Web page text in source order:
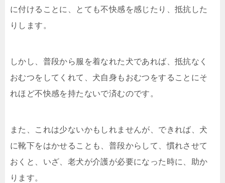
に付けることに、とても不快感を感じたり、抵抗した
りします。
しかし、普段から服を着なれた犬であれば、抵抗なく
おむつをしてくれて、犬自身もおむつをすることにそ
れほど不快感を持たないで済むのです。
また、これは少ないかもしれませんが、できれば、犬
に靴下をはかせることも、普段からして、慣れさせて
おくと、いざ、老犬が介護が必要になった時に、助か
ります。